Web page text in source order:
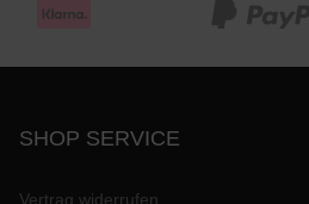
SHOP SERVICE
Vertrag widerrufen